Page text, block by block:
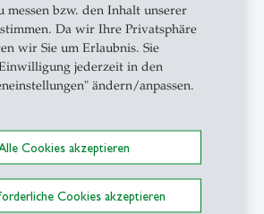
messen bzw. den Inhalt unserer
Da wir Ihre Privatsphäre
wir Sie um Erlaubnis. Sie
jederzeit in den
ändern/anpassen.
Alle Cookies akzeptieren
Cookies akzeptieren
and Systems Engineering
Science)
Computer Systems and
Master of Business
Business Studies (Focus: Bachelor of
of Computer Science (Focus: All